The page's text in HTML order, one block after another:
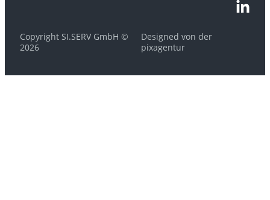
Copyright SI.SERV GmbH ©
2026
Designed von der
pixagentur